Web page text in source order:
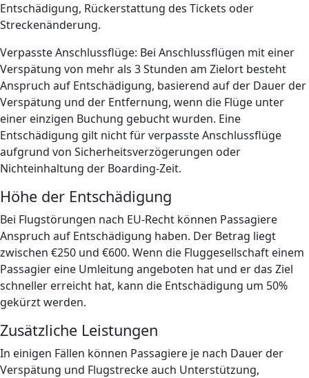
Entschädigung, Rückerstattung des Tickets oder
Streckenänderung.
Verpasste Anschlussflüge: Bei Anschlussflügen mit einer
Verspätung von mehr als 3 Stunden am Zielort besteht
Anspruch auf Entschädigung, basierend auf der Dauer der
Verspätung und der Entfernung, wenn die Flüge unter
einer einzigen Buchung gebucht wurden. Eine
Entschädigung gilt nicht für verpasste Anschlussflüge
aufgrund von Sicherheitsverzögerungen oder
Nichteinhaltung der Boarding-Zeit.
Höhe der Entschädigung
Bei Flugstörungen nach EU-Recht können Passagiere
Anspruch auf Entschädigung haben. Der Betrag liegt
zwischen €250 und €600. Wenn die Fluggesellschaft einem
Passagier eine Umleitung angeboten hat und er das Ziel
schneller erreicht hat, kann die Entschädigung um 50%
gekürzt werden.
Zusätzliche Leistungen
In einigen Fällen können Passagiere je nach Dauer der
Verspätung und Flugstrecke auch Unterstützung,